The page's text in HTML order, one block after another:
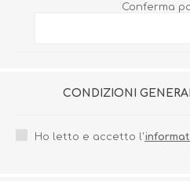
Conferma
CONDIZIONI
Ho letto e accetto l'